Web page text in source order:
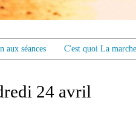
aux séances C'est quoi La
24 avril